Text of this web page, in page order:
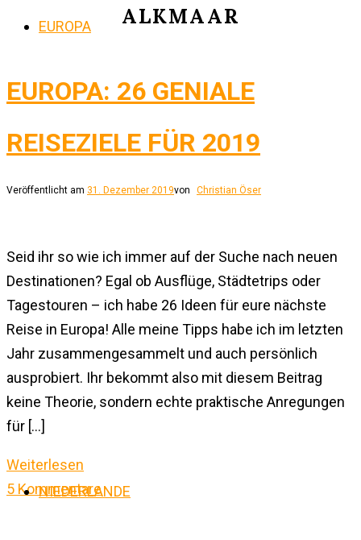
ALKMAAR
EUROPA
EUROPA: 26 GENIALE
REISEZIELE FÜR 2019
Veröffentlicht am 31. Dezember 2019von Christian Öser
Seid ihr so wie ich immer auf der Suche nach neuen
Destinationen? Egal ob Ausflüge, Städtetrips oder
Tagestouren – ich habe 26 Ideen für eure nächste
Reise in Europa! Alle meine Tipps habe ich im letzten
Jahr zusammengesammelt und auch persönlich
ausprobiert. Ihr bekommt also mit diesem Beitrag
keine Theorie, sondern echte praktische Anregungen
für […]
Weiterlesen
5 Kommentare
NIEDERLANDE